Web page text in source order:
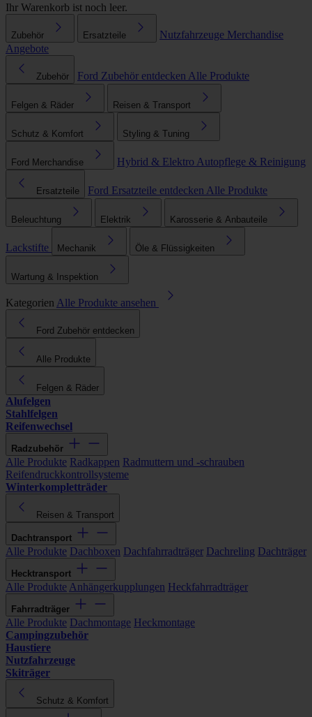
Ihr Warenkorb ist noch leer.
Zubehör Ersatzteile Nutzfahrzeuge Merchandise
Angebote
Zubehör Ford Zubehör entdecken Alle Produkte
Felgen & Räder Reisen & Transport
Schutz & Komfort Styling & Tuning
Ford Merchandise Hybrid & Elektro Autopflege & Reinigung
Ersatzteile Ford Ersatzteile entdecken Alle Produkte
Beleuchtung Elektrik Karosserie & Anbauteile
Lackstifte Mechanik Öle & Flüssigkeiten
Wartung & Inspektion
Kategorien Alle Produkte ansehen
Ford Zubehör entdecken
Alle Produkte
Felgen & Räder
Alufelgen
Stahlfelgen
Reifenwechsel
Radzubehör
Alle Produkte Radkappen Radmuttern und -schrauben
Reifendruckkontrollsysteme
Winterkompletträder
Reisen & Transport
Dachtransport
Alle Produkte Dachboxen Dachfahrradträger Dachreling Dachträger
Hecktransport
Alle Produkte Anhängerkupplungen Heckfahrradträger
Fahrradträger
Alle Produkte Dachmontage Heckmontage
Campingzubehör
Haustiere
Nutzfahrzeuge
Skiträger
Schutz & Komfort